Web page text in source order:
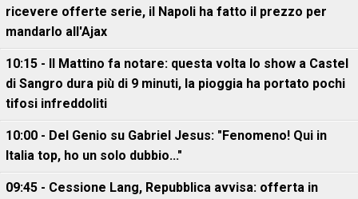
ricevere offerte serie, il Napoli ha fatto il prezzo per
mandarlo all'Ajax
10:15 - Il Mattino fa notare: questa volta lo show a Castel
di Sangro dura più di 9 minuti, la pioggia ha portato pochi
tifosi infreddoliti
10:00 - Del Genio su Gabriel Jesus: "Fenomeno! Qui in
Italia top, ho un solo dubbio..."
09:45 - Cessione Lang, Repubblica avvisa: offerta in